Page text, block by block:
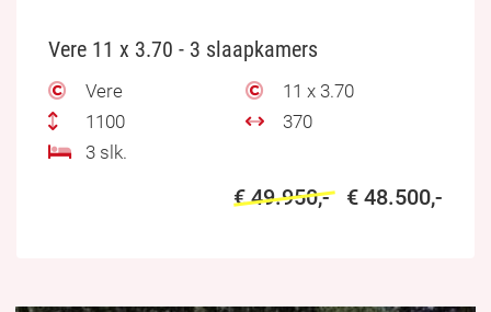
Vere 11 x 3.70 - 3 slaapkamers
Vere
11 x 3.70
1100
370
3 slk.
€ 49.950,- € 48.500,-